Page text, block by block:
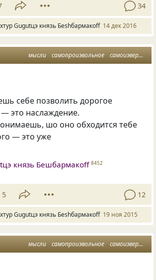
34
Gugutцэ князь Беshбармакоff 14 дек 2016
мысли самопроизвольное самоизвержение
себе позволить дорогое
это наслаждение.
шо оно обходится тебе
— это уже
князь Бешбармакоff 8452
5 12
Gugutцэ князь Беshбармакоff 19 ноя 2015
мысли самопроизвольное самоизвержение